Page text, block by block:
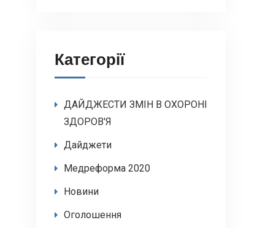
Категорії
ДАЙДЖЕСТИ ЗМІН В ОХОРОНІ
ЗДОРОВ'Я
Дайджети
Медреформа 2020
Новини
Оголошення